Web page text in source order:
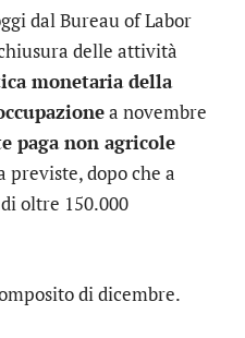
dal Bureau of Labor
delle attività
monetaria della
a novembre
paga non agricole
previste, dopo che a
oltre 150.000
di dicembre.